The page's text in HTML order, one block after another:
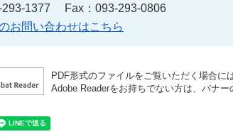
1377
Fax：093-293-0806
お問い合わせはこちら
PDF形式のファイルをご覧いただく場合に
Adobe Readerをお持ちでない方は、バナ